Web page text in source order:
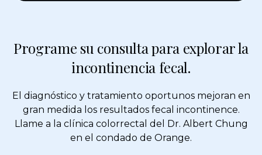
Programe su consulta para explorar la
incontinencia fecal.
El diagnóstico y tratamiento oportunos mejoran en
gran medida los resultados fecal incontinence.
Llame a la clínica colorrectal del Dr. Albert Chung
en el condado de Orange.